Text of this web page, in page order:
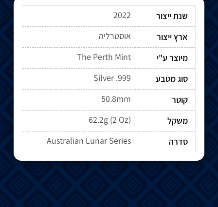
שנת ייצור
2022
ארץ ייצור
אוסטרליה
מיוצר ע"י
The Perth Mint
סוג מטבע
Silver .999
קוטר
50.8mm
משקל
62.2g (2 Oz)
סדרה
Australian Lunar Series